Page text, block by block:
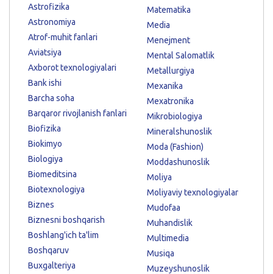
Astrofizika
Astronomiya
Atrof-muhit fanlari
Aviatsiya
Axborot texnologiyalari
Bank ishi
Barcha soha
Barqaror rivojlanish fanlari
Biofizika
Biokimyo
Biologiya
Biomeditsina
Biotexnologiya
Biznes
Biznesni boshqarish
Boshlang'ich ta'lim
Boshqaruv
Buxgalteriya
Matematika
Media
Menejment
Mental Salomatlik
Metallurgiya
Mexanika
Mexatronika
Mikrobiologiya
Mineralshunoslik
Moda (Fashion)
Moddashunoslik
Moliya
Moliyaviy texnologiyalar
Mudofaa
Muhandislik
Multimedia
Musiqa
Muzeyshunoslik